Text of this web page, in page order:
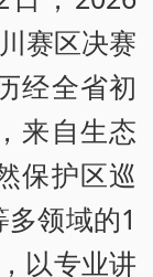
赛区决赛
经全省初
来自生态
保护区巡
领域的1
以专业讲